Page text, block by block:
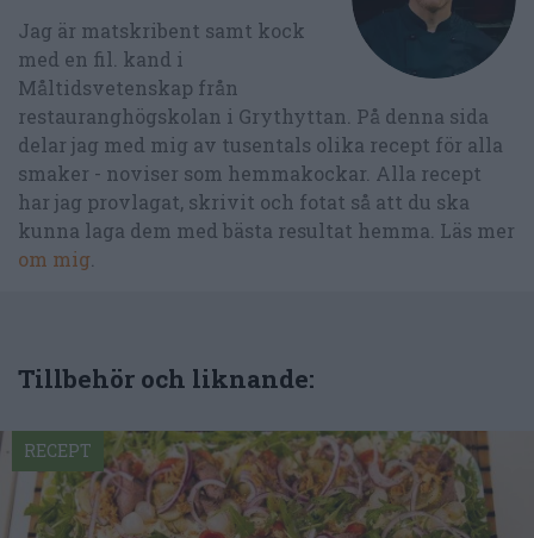
Jag är matskribent samt kock
med en fil. kand i
Måltidsvetenskap från
restauranghögskolan i Grythyttan. På denna sida
delar jag med mig av tusentals olika recept för alla
smaker - noviser som hemmakockar. Alla recept
har jag provlagat, skrivit och fotat så att du ska
kunna laga dem med bästa resultat hemma. Läs mer
om mig.
Tillbehör och liknande:
RECEPT